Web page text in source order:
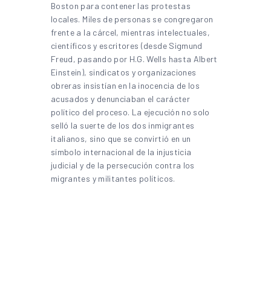
Boston para contener las protestas
locales. Miles de personas se congregaron
frente a la cárcel, mientras intelectuales,
científicos y escritores (desde Sigmund
Freud, pasando por H.G. Wells hasta Albert
Einstein), sindicatos y organizaciones
obreras insistían en la inocencia de los
acusados y denunciaban el carácter
político del proceso. La ejecución no solo
selló la suerte de los dos inmigrantes
italianos, sino que se convirtió en un
símbolo internacional de la injusticia
judicial y de la persecución contra los
migrantes y militantes políticos.